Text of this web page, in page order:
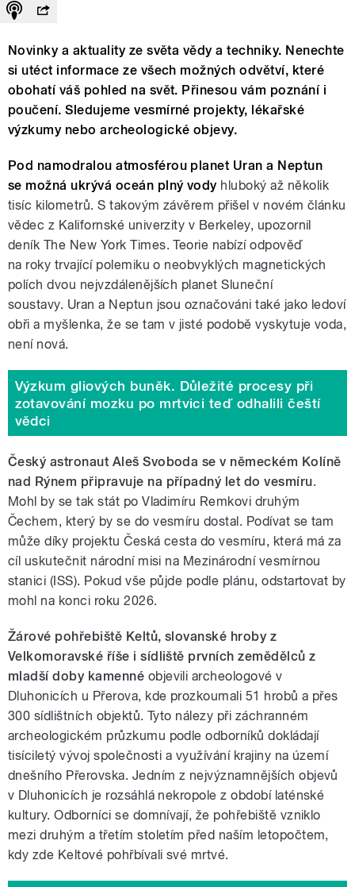
Novinky a aktuality ze světa vědy a techniky. Nenechte
si utéct informace ze všech možných odvětví, které
obohatí váš pohled na svět. Přinesou vám poznání i
poučení. Sledujeme vesmírné projekty, lékařské
výzkumy nebo archeologické objevy.
Pod namodralou atmosférou planet Uran a Neptun
se možná ukrývá oceán plný vodyhluboký až několik
tisíc kilometrů. S takovým závěrem přišel v novém článku
vědec z Kalifornské univerzity v Berkeley, upozornil
deník The New York Times. Teorie nabízí odpověď
na roky trvající polemiku o neobvyklých magnetických
polích dvou nejvzdálenějších planet Sluneční
soustavy. Uran a Neptun jsou označováni také jako ledoví
obři a myšlenka, že se tam v jisté podobě vyskytuje voda,
není nová.
Výzkum gliových buněk. Důležité procesy při
zotavování mozku po mrtvici teď odhalili čeští
vědci
Český astronaut Aleš Svoboda se v německém Kolíně
nad Rýnem připravuje na případný let do vesmíru.
Mohl by se tak stát po Vladimíru Remkovi druhým
Čechem, který by se do vesmíru dostal. Podívat se tam
může díky projektu Česká cesta do vesmíru, která má za
cíl uskutečnit národní misi na Mezinárodní vesmírnou
stanici (ISS). Pokud vše půjde podle plánu, odstartovat by
mohl na konci roku 2026.
Žárové pohřebiště Keltů, slovanské hroby z
Velkomoravské říše i sídliště prvních zemědělců z
mladší doby kamenné objevili archeologové v
Dluhonicích u Přerova, kde prozkoumali 51 hrobů a přes
300 sídlištních objektů. Tyto nálezy při záchranném
archeologickém průzkumu podle odborníků dokládají
tisíciletý vývoj společnosti a využívání krajiny na území
dnešního Přerovska. Jedním z nejvýznamnějších objevů
v Dluhonicích je rozsáhlá nekropole z období laténské
kultury. Odborníci se domnívají, že pohřebiště vzniklo
mezi druhým a třetím stoletím před naším letopočtem,
kdy zde Keltové pohřbívali své mrtvé.